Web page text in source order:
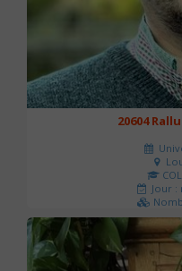
20604
Jour :